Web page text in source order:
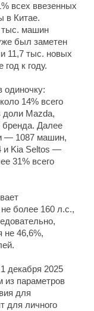
всех ввезенных
в Китае.
тыс. машин
был заметен
11,7 тыс. новых
к году.
одиночку:
14% всего
доли Mazda,
бренда. Далее
— 1087 машин,
и Kia Seltos —
31% всего
более 160 л.с.,
не 46,6%,
декабря 2025
из параметров
для
для личного